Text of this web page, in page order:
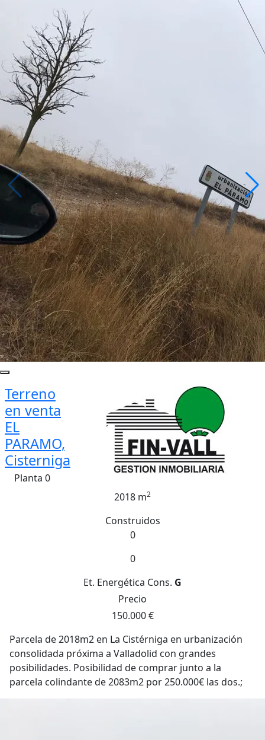
Terreno
en venta
EL
PARAMO,
Cisterniga
Planta 0
2018 m2
Construidos
0
0
Et. Energética Cons. G
Precio
150.000 €
Parcela de 2018m2 en La Cistérniga en urbanización
consolidada próxima a Valladolid con grandes
posibilidades. Posibilidad de comprar junto a la
parcela colindante de 2083m2 por 250.000€ las dos.;